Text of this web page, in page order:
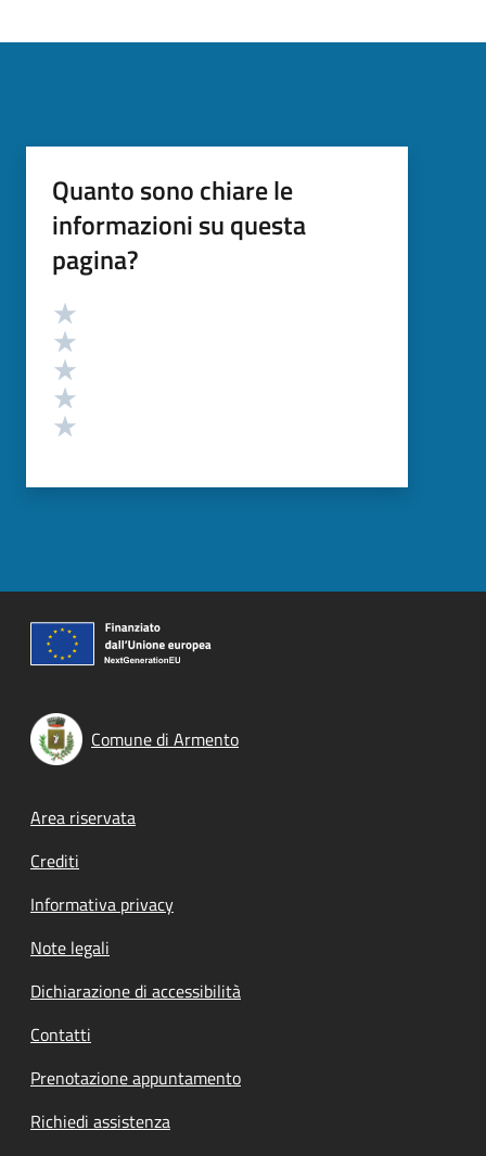
Quanto sono chiare le
informazioni su questa
pagina?
Valutazione
Comune di Armento
Footer menu
Area riservata
Crediti
Informativa privacy
Note legali
Dichiarazione di accessibilità
Contatti
Prenotazione appuntamento
Richiedi assistenza